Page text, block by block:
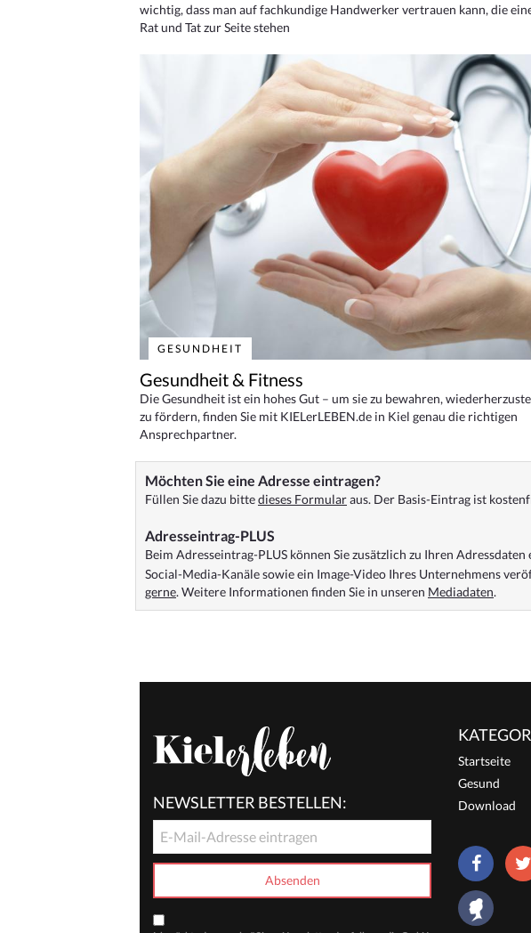
wichtig, dass man auf fachkundige Handwerker vertrauen kann, die
Rat und Tat zur Seite stehen
GESUNDHEIT
Gesundheit & Fitness
Die Gesundheit ist ein hohes Gut – um sie zu bewahren,
zu fördern, finden Sie mit KIELerLEBEN.de in Kiel genau die richtigen
Ansprechpartner.
Möchten Sie eine Adresse eintragen?
Füllen Sie dazu bittedieses Formularaus. Der Basis-Eintrag ist
Adresseintrag-PLUS
Beim Adresseintrag-PLUS können Sie zusätzlich zu Ihren
Social-Media-Kanäle sowie ein Image-Video Ihres Unternehmens
gerne. Weitere Informationen finden Sie in unseren Mediadaten.
NEWSLETTER BESTELLEN:
Startseite
Gesund
Download